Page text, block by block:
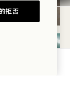
拒否